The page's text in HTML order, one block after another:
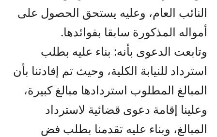
النائب العام، وعليه يستحق الحصول على
أمواله المذكورة سابقا بفوائدها.
وتابعت الدعوى بأنه: بناء عليه بطلب
استرداد للنيابة الكلية، وحيث تم إفادتنا بأن
المبالغ المطلوب استردادها مبالغ كبيرة،
وعلينا إقامة دعوى قضائية لاسترداد
المبالغ، وبناء عليه تقدمنا بطلب فض